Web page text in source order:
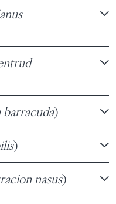
barracuda)
)
nasus)